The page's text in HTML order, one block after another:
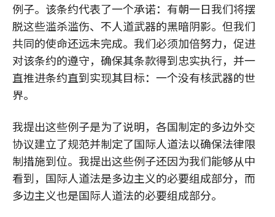
例子。该条约代表了一个承诺：有朝一日我们将摆
脱这些滥杀滥伤、不人道武器的黑暗阴影。但我们
共同的使命还远未完成。我们必须加倍努力，促进
对该条约的遵守，确保其条款得到忠实执行，并一
直推进条约直到实现其目标：一个没有核武器的世
界。
我提出这些例子是为了说明，各国制定的多边外交
协议建立了规范并制定了国际人道法以确保法律限
制措施到位。我提出这些例子还因为我们能够从中
看到，国际人道法是多边主义的必要组成部分，而
多边主义也是国际人道法的必要组成部分。